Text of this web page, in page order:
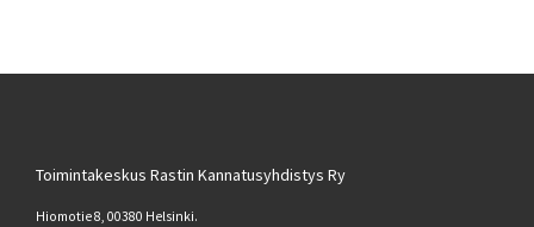
Toimintakeskus Rastin Kannatusyhdistys Ry
Hiomotie 8, 00380 Helsinki.